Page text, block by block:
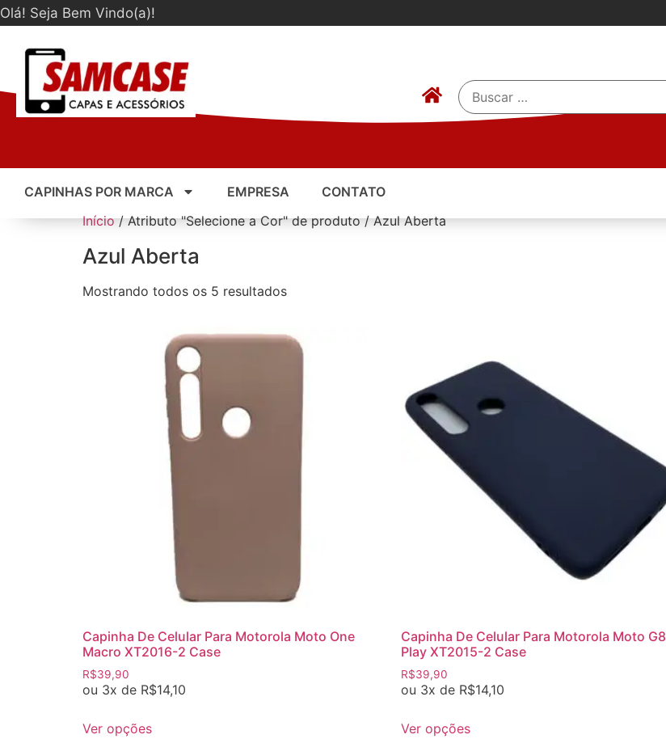
Olá! Seja Bem Vindo(a)!
CAPINHAS POR MARCA EMPRESA CONTATO
Início/ Atributo "Selecione a Cor" de produto / Azul Aberta
Azul Aberta
Mostrando todos os 5 resultados
Capinha De Celular Para Motorola Moto One
Macro XT2016-2 Case
R$39,90
ou 3x de R$14,10
Ver opções
Capinha De Celular Para Motorola Moto G8
Play XT2015-2 Case
R$39,90
ou 3x de R$14,10
Ver opções